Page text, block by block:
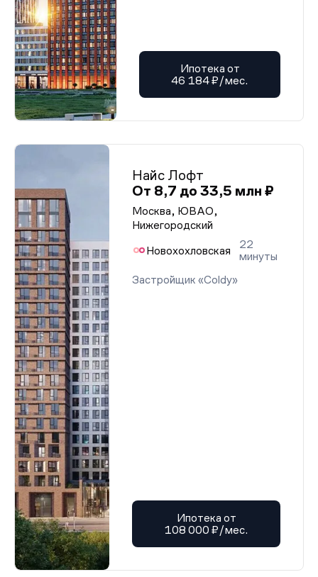
Ипотека от
46 184 ₽/мес.
Найс Лофт
От 8,7 до 33,5 млн ₽
Москва, ЮВАО,
Нижегородский
Новохохловская
22
минуты
Застройщик «Coldy»
Ипотека от
108 000 ₽/мес.